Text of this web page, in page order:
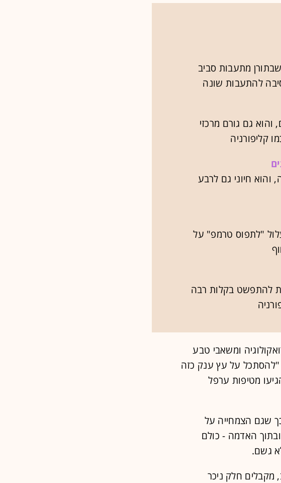
מתעבות סביב
גם גורם מרכזי
קליפורניה
והוא חיוני גם לרבע
"לתפוס טרמפ" על
להתפשט בקלות רבה
ומשאבי טבע
"להסתכל על עץ ענק כזה
הגיעו מטיפות ערפל
שגם הצמחייה על
האדמה - כולם
גשם.
מקבלים חלק ניכר